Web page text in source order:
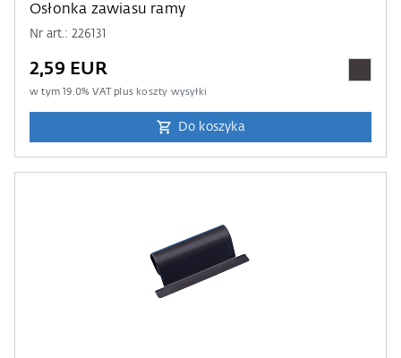
Osłonka zawiasu ramy
Nr art.: 226131
2,59 EUR
w tym19.0% VAT plus koszty wysyłki
Do koszyka